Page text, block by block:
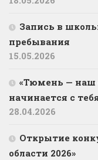
Запись в
пребывания
15.05.2026
«Тюмень — наш
начинается с
28.04.2026
Открытие
области 2026»